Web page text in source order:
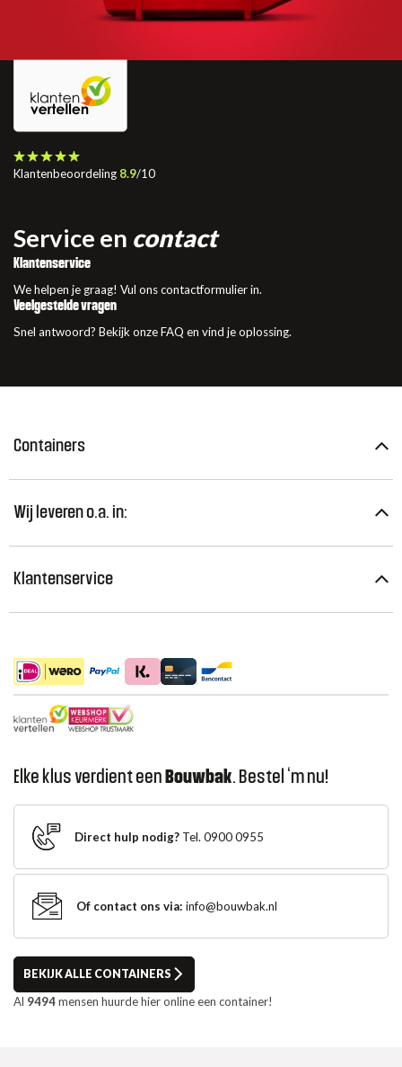
Klantenbeoordeling 8.9/10
Service en contact
Klantenservice
We helpen je graag! Vul ons contactformulier in.
Veelgestelde vragen
Snel antwoord? Bekijk onze FAQ en vind je oplossing.
Elke klus verdient een Bouwbak. Bestel ‘m nu!
Direct hulp nodig? Tel. 0900 0955
Of contact ons via: info@bouwbak.nl
BEKIJK ALLE CONTAINERS
Al 9494mensen huurde hier online een container!
Containers
Wij leveren o.a. in:
Klantenservice